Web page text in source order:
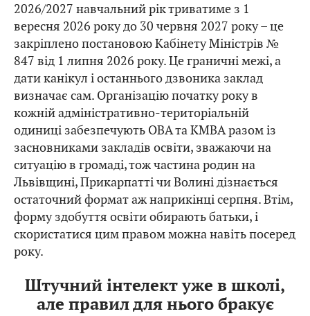
2026/2027 навчальний рік триватиме з 1
вересня 2026 року до 30 червня 2027 року – це
закріплено постановою Кабінету Міністрів №
847 від 1 липня 2026 року. Це граничні межі, а
дати канікул і останнього дзвоника заклад
визначає сам. Організацію початку року в
кожній адміністративно-територіальній
одиниці забезпечують ОВА та КМВА разом із
засновниками закладів освіти, зважаючи на
ситуацію в громаді, тож частина родин на
Львівщині, Прикарпатті чи Волині дізнається
остаточний формат аж наприкінці серпня. Втім,
форму здобуття освіти обирають батьки, і
скористатися цим правом можна навіть посеред
року.
Штучний інтелект уже в школі,
але правил для нього бракує